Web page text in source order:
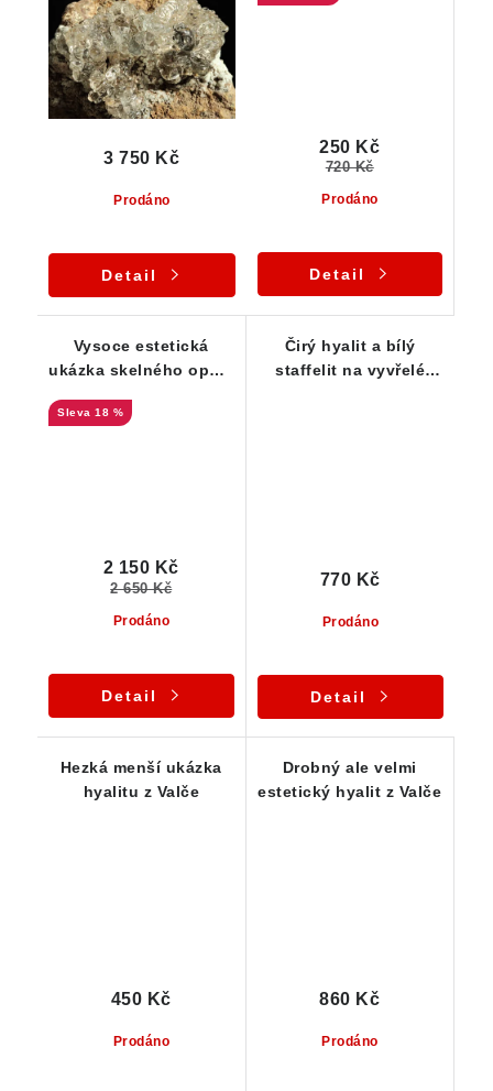
Prodáno
3 750 Kč
Detail
Prodáno
250 Kč
720 Kč
Detail
Vysoce estetická
ukázka skelného opálu
vzorek z Valče
18 %
Prodáno
2 150 Kč
2 650 Kč
Detail
Čirý hyalit a bílý
staffelit na vyvřelé
Prodáno
770 Kč
Detail
Hezká menší ukázka
hyalitu z Valče
Prodáno
450 Kč
Drobný ale velmi
estetický hyalit z Valče
Prodáno
860 Kč